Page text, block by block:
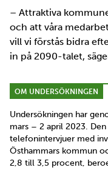
– Attraktiva
och att våra
vill vi förstås bidra
in på 2090-talet,
OM UNDERSÖKNINGEN
Undersökningen har
mars – 2 april 2023.
telefonintervjuer med
Östhammars kommun
2,8 till 3,5 procent,